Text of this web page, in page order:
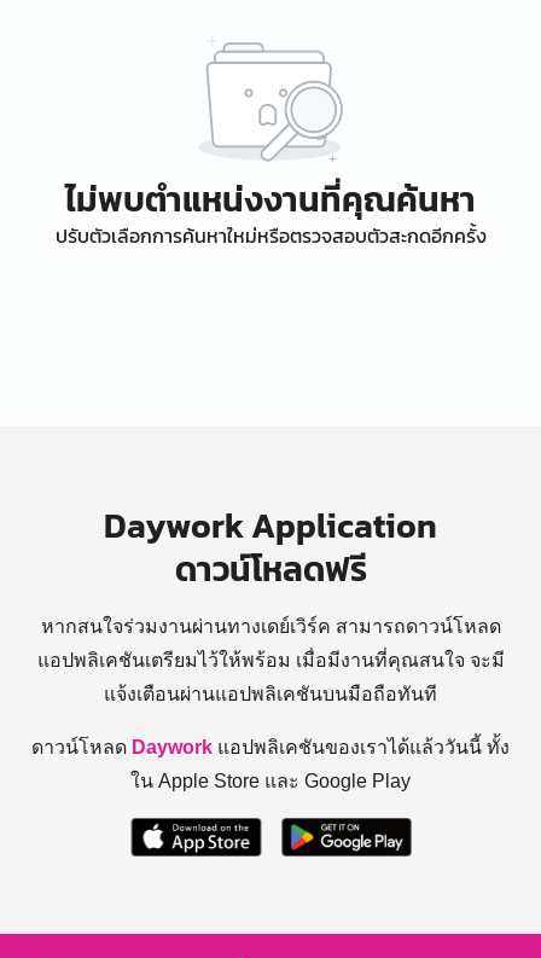
ไม่พบตำแหน่งงานที่คุณค้นหา
ปรับตัวเลือกการค้นหาใหม่หรือตรวจสอบตัวสะกดอีกครั้ง
Daywork Application
ดาวน์โหลดฟรี
หากสนใจร่วมงานผ่านทางเดย์เวิร์ค สามารถดาวน์โหลด
แอปพลิเคชันเตรียมไว้ให้พร้อม เมื่อมีงานที่คุณสนใจ จะมี
แจ้งเตือนผ่านแอปพลิเคชันบนมือถือทันที
ดาวน์โหลด Daywork แอปพลิเคชันของเราได้แล้ววันนี้ ทั้ง
ใน Apple Store และ Google Play